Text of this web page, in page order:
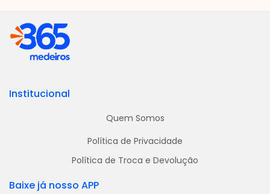
Institucional
Quem Somos
Política de Privacidade
Política de Troca e Devolução
Baixe já nosso APP